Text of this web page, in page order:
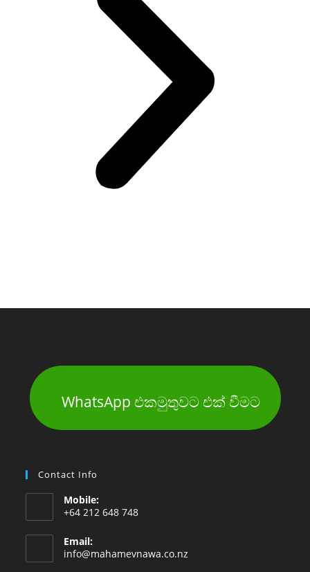
WhatsApp එකමුතුවට එක් වීමට
Contact Info
Mobile:
+64 212 648 748
Email:
info@mahamevnawa.co.nz